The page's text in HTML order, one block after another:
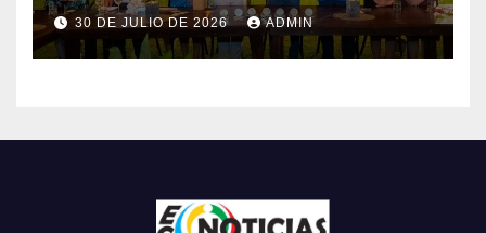
30 DE JULIO DE 2026 ADMIN